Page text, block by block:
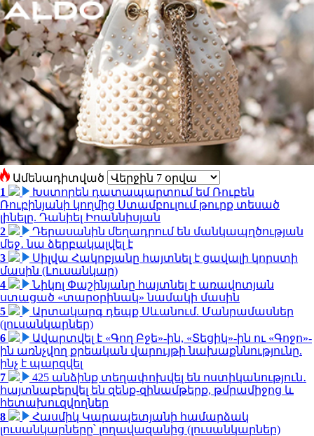
Ամենադիտված
1
Խստորեն դատապարտում եմ Ռուբեն
Ռուբինյանի կողմից Ստամբուլում թուրք տեսած
լինելը. Դանիել Իոաննիսյան
2
Դերասանին մեղադրում են մանկապղծության
մեջ․ նա ձերբակալվել է
3
Սիլվա Հակոբյանը հայտնել է ցավալի կորստի
մասին (Լուսանկար)
4
Նիկոլ Փաշինյանը հայտնել է առավոտյան
ստացած «տարօրինակ» նամակի մասին
5
Արտակարգ դեպք Սևանում. Մանրամասներ
(լուսանկարներ)
6
Ավարտվել է «Գող Բջե»-ին, «Տեցիկ»-ին ու «Գոջո»-
ին առնչվող քրեական վարույթի նախաքննությունը.
ինչ է պարզվել
7
425 անձինք տեղափոխվել են ոստիկանություն․
հայտնաբերվել են զենք-զինամթերք, թմրամիջոց և
հետախուզվողներ
8
Հասմիկ Կարապետյանի համարձակ
լուսանկարները՝ լողավազանից (լուսանկարներ)